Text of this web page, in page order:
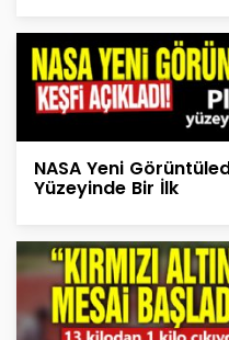
NASA Yeni
Yüzeyinde Bir İlk